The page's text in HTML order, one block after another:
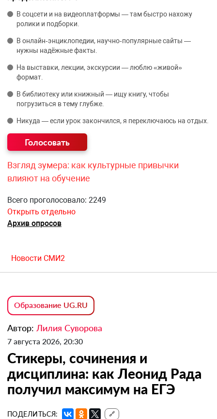
В соцсети и на видеоплатформы — там быстро нахожу
ролики и подборки.
В онлайн‑энциклопедии, научно‑популярные сайты —
нужны надёжные факты.
На выставки, лекции, экскурсии — люблю «живой»
формат.
В библиотеку или книжный — ищу книгу, чтобы
погрузиться в тему глубже.
Никуда — если урок закончился, я переключаюсь на отдых.
Взгляд зумера: как культурные привычки
влияют на обучение
Всего проголосовало: 2249
Открыть отдельно
Архив опросов
Новости СМИ2
Образование UG.RU
Автор: Лилия Суворова
7 августа 2026, 20:30
Стикеры, сочинения и
дисциплина: как Леонид Рада
получил максимум на ЕГЭ
ПОДЕЛИТЬСЯ: 🔗